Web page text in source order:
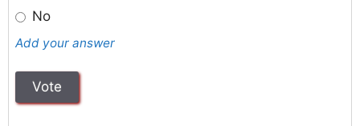
No
Add your answer